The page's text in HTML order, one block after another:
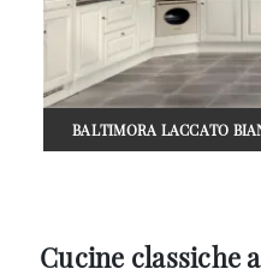
BALTIMORA LACCATO
Cucine classiche